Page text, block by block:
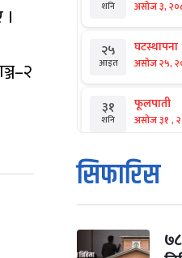
शनि असोज ३,
२५
आइत
घटस्थापना
असोज २५,
३१
शनि
फूलपाती
असोज ३१ ,
१
आइत
कार्तिक
कार्तिक १,
मंगल कार्तिक ३,
सिफारिस